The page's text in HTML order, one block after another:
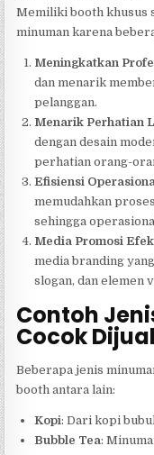
Memiliki booth khusus
minuman karena
Meningkatkan
dan menarik
pelanggan.
Menarik Perhatian
dengan desain
perhatian orang-
Efisiensi
memudahkan
sehingga
Media Promosi
media branding
slogan, dan elemen
Contoh
Cocok
Beberapa jenis
booth antara lain:
Kopi: Dari kopi
Bubble Tea: